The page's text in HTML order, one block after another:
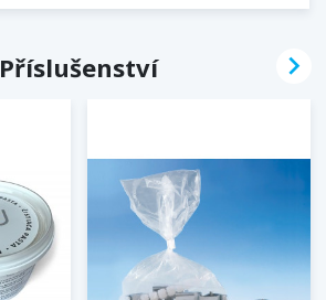
Příslušenství 